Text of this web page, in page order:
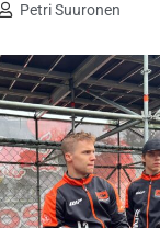
Petri Suuronen